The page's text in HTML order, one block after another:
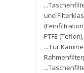
und
PTFE (Teflon),
... Für